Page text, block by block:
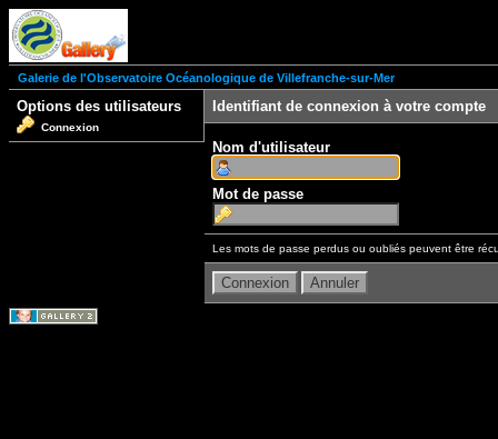
Galerie de l'Observatoire Océanologique de Villefranche-sur-Mer
Options des utilisateurs
Connexion
Identifiant de connexion à votre compte
Nom d'utilisateur
Mot de passe
Les mots de passe perdus ou oubliés peuvent être